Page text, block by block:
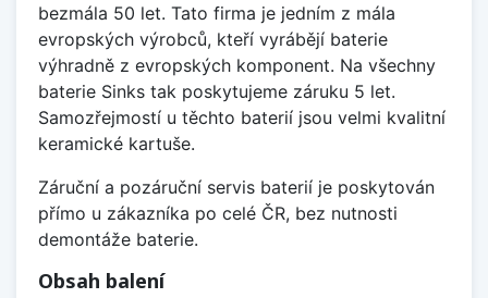
bezmála 50 let. Tato firma je jedním z mála
evropských výrobců, kteří vyrábějí baterie
výhradně z evropských komponent. Na všechny
baterie Sinks tak poskytujeme záruku 5 let.
Samozřejmostí u těchto baterií jsou velmi kvalitní
keramické kartuše.
Záruční a pozáruční servis baterií je poskytován
přímo u zákazníka po celé ČR, bez nutnosti
demontáže baterie.
Obsah balení